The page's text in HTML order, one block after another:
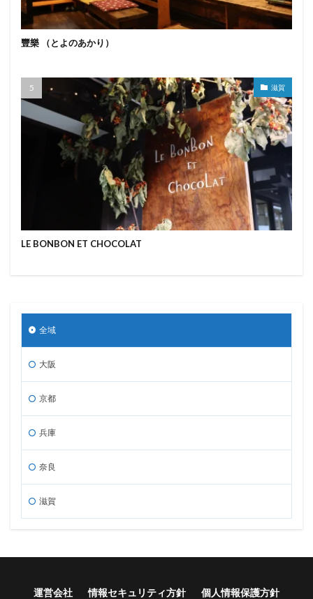
豐樂 （とよのあかり）
滋賀
LE BONBON ET CHOCOLAT
全域
大阪
京都
兵庫
奈良
滋賀
運営会社 情報セキュリティ方針 個人情報保護方針